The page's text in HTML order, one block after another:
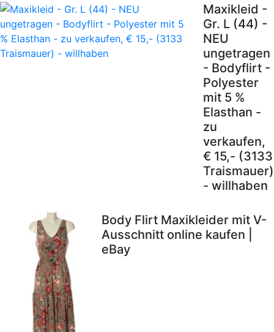
Maxikleid -
Gr. L (44) -
NEU
ungetragen
- Bodyflirt -
Polyester
mit 5 %
Elasthan -
zu
verkaufen,
€ 15,- (3133
Traismauer)
- willhaben
Body Flirt Maxikleider mit V-
Ausschnitt online kaufen |
eBay